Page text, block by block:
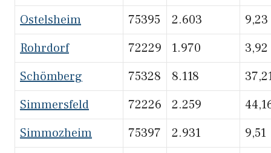
Ostelsheim
75395 2.603
9,23
Rohrdorf
72229 1.970
3,92
Schömberg
75328 8.118
Simmersfeld
72226 2.259
Simmozheim
75397 2.931
9,51